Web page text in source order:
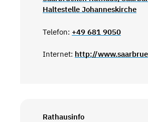
Haltestelle Johanneskirche
Telefon: +49 681 9050
Internet: http://
Rathausinfo